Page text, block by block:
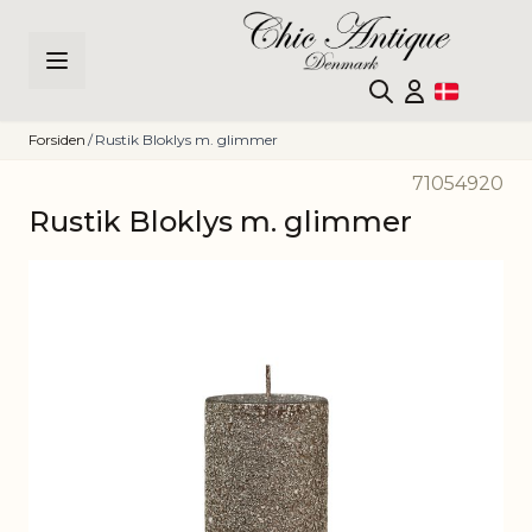
Forsiden / Rustik Bloklys m. glimmer
71054920
Rustik Bloklys m. glimmer